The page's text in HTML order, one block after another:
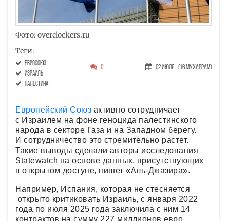
Фото: overclockers.ru
Теги:
Евросоюз
Израиль
Палестина
0 02 Июля (16 Мухаррам)
Европейский Союз активно сотрудничает
с Израилем на фоне геноцида палестинского
народа в секторе Газа и на Западном берегу.
И сотрудничество это стремительно растет.
Такие выводы сделали авторы исследования
Statewatch на основе данных, присутствующих
в открытом доступе, пишет «Аль-Джазира».
Например, Испания, которая не стесняется
открыто критиковать Израиль, с января 2022
года по июля 2025 года заключила с ним 14
контрактов на сумму 227 миллионов евро.